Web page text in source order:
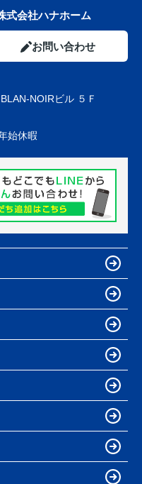
式会社ハナホーム
お問い合わせ
NOIRビル ５Ｆ
始休暇